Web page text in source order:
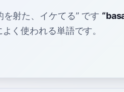
射た、イケてる” です “
く使われる単語です。